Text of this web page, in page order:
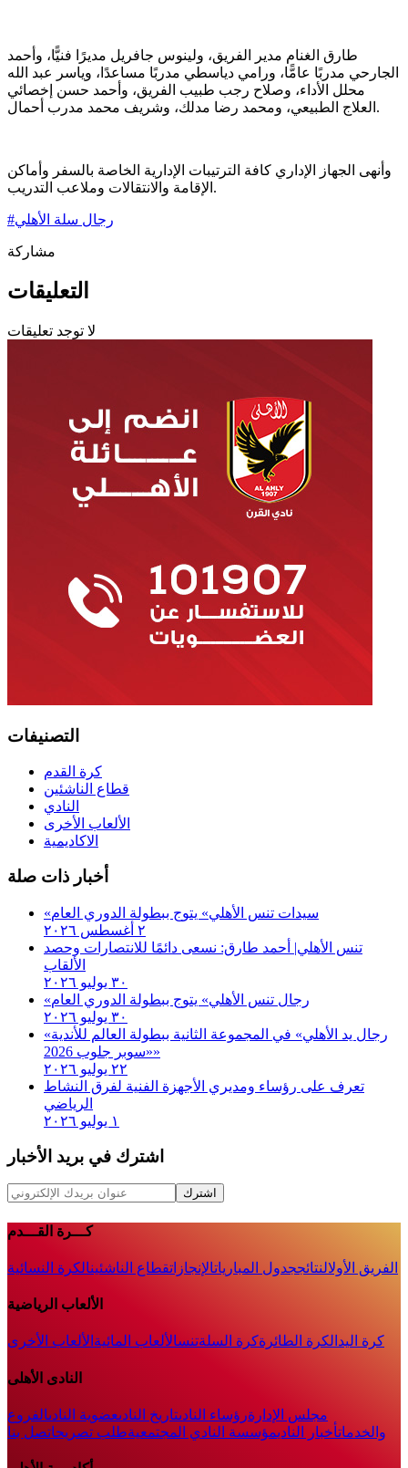
طارق الغنام مدير الفريق، ولينوس جافريل مديرًا فنيًّا، وأحمد
الجارحي مدربًا عامًّا، ورامي دياسطي مدربًا مساعدًا، وياسر عبد الله
محلل الأداء، وصلاح رجب طبيب الفريق، وأحمد حسن إخصائي
العلاج الطبيعي، ومحمد رضا مدلك، وشريف محمد مدرب أحمال.
وأنهى الجهاز الإداري كافة الترتيبات الإدارية الخاصة بالسفر وأماكن
الإقامة والانتقالات وملاعب التدريب.
#رجال سلة الأهلي
مشاركة
التعليقات
لا توجد تعليقات
التصنيفات
كرة القدم
قطاع الناشئين
النادي
الألعاب الأخرى
الاكاديمية
أخبار ذات صلة
«سيدات تنس الأهلي» يتوج ببطولة الدوري العام
٢ أغسطس ٢٠٢٦
تنس الأهلي| أحمد طارق: نسعى دائمًا للانتصارات وحصد
الألقاب
٣٠ يوليو ٢٠٢٦
«رجال تنس الأهلي» يتوج ببطولة الدوري العام
٣٠ يوليو ٢٠٢٦
«رجال يد الأهلي» في المجموعة الثانية ببطولة العالم للأندية
«سوبر جلوب 2026»
٢٢ يوليو ٢٠٢٦
تعرف على رؤساء ومديري الأجهزة الفنية لفرق النشاط
الرياضي
١ يوليو ٢٠٢٦
اشترك في بريد الأخبار
اشترك
كـــرة القـــدم
الفريق الأولالنتائججدول المبارياتالإنجازاتقطاع الناشئينالكرة النسائية
الألعاب الرياضية
كرة اليد الكرة الطائرةكرة السلةتنسالألعاب المائية الألعاب الأخرى
النادى الأهلى
مجلس الإدارةرؤساء النادىتاريخ النادىعضوية النادىالفروع
والخدماتأخبار الناديمؤسسة النادي المجتمعيةطلب تصريحاتصل بنا